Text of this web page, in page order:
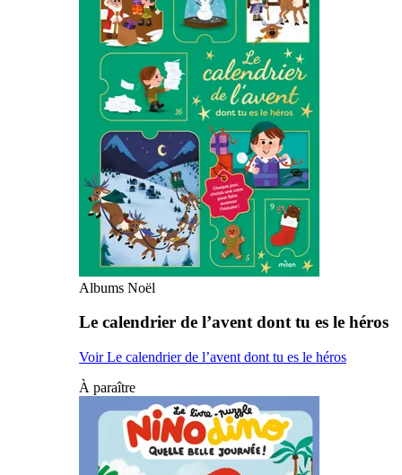
Albums Noël
Le calendrier de l’avent dont tu es le héros
Voir Le calendrier de l’avent dont tu es le héros
À paraître